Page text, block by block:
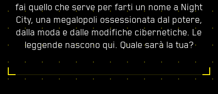
fai quello che serve per farti un nome a Night
City, una megalopoli ossessionata dal potere,
dalla moda e dalle modifiche cibernetiche. Le
leggende nascono qui. Quale sarà la tua?